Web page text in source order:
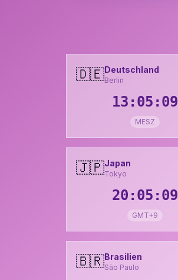
🇩🇪Deutschland
Berlin
13:05:11
MESZ
🇯🇵Japan
Tokyo
20:05:11
GMT+9
🇧🇷Brasilien
São Paulo